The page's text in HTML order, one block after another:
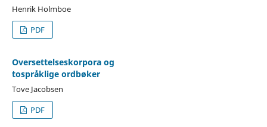
Henrik Holmboe
PDF
Oversettelseskorpora og
tospråklige ordbøker
Tove Jacobsen
PDF